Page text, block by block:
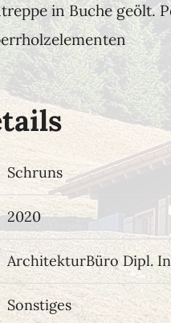
in Buche geölt.
Schruns
2020
ArchitekturBüro Dipl.
Sonstiges